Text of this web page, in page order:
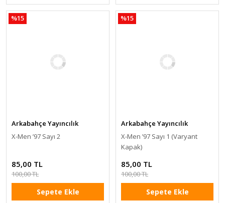
%15
Arkabahçe Yayıncılık
X-Men ’97 Sayı 2
85,00 TL
100,00 TL
Sepete Ekle
%15
Arkabahçe Yayıncılık
X-Men ’97 Sayı 1 (Varyant
Kapak)
85,00 TL
100,00 TL
Sepete Ekle